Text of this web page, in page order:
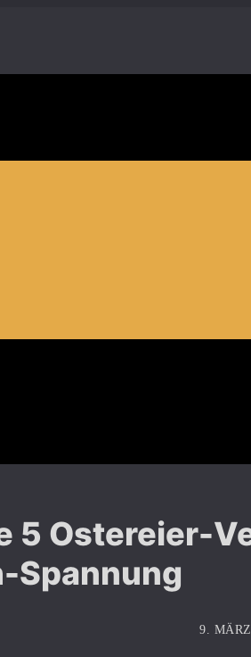
5 Ostereier-
Spannung
9.